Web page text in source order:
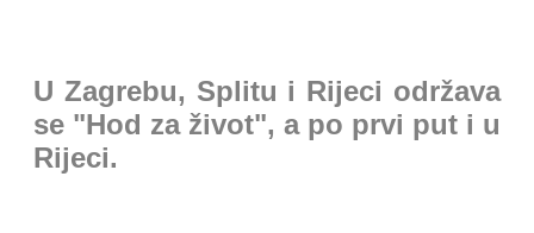
U Zagrebu, Splitu i Rijeci održava
se "Hod za život", a po prvi put i u
Rijeci.